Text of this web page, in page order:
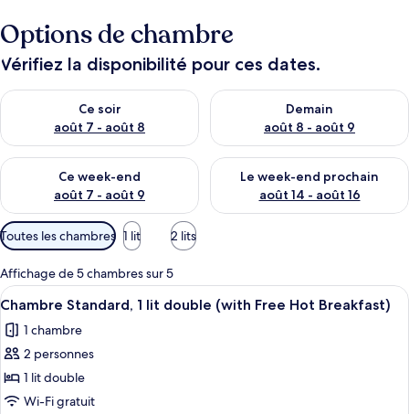
Options de chambre
Vérifiez la disponibilité pour ces dates.
Ce soir
août 7 - août 8
Vérifier la disponibilité pour ce soir août 7 - août 8
Demain
août 8 - août 9
Vérifier la disponibilité pour
Ce week-end
août 7 - août 9
Vérifier la disponibilité pour ce week-end août 7 - août 9
Le week-end prochain
août 14 - août 16
Vérifier la disponibilité pour
Filtres
disponibles
pour
les
chambres
Toutes les chambres 1 lit 2 lits
Affichage de 5 chambres sur 5
Afficher
toutes
les
photos
pour
ce
Un ordinateur portable affiche une
12
Chambre Standard, 1 lit double (with Free Hot Breakfast)
1 chambre
2 personnes
1 lit double
Wi-Fi gratuit